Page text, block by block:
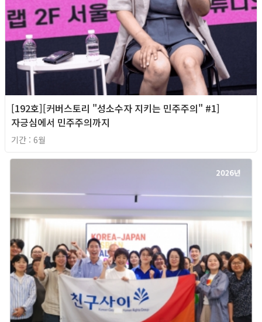
[192호][커버스토리 "성소수자 지키는 민주주의" #1]
자긍심에서 민주주의까지
기간 : 6월
2026년